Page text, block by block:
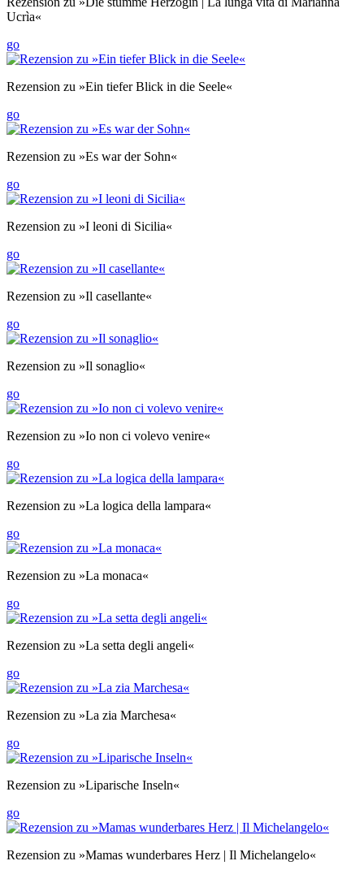
Ucrìa«
go
Rezension zu »Ein tiefer Blick in die Seele«
go
Rezension zu »Es war der Sohn«
go
Rezension zu »I leoni di Sicilia«
go
Rezension zu »Il casellante«
go
Rezension zu »Il sonaglio«
go
Rezension zu »Io non ci volevo venire«
go
Rezension zu »La logica della lampara«
go
Rezension zu »La monaca«
go
Rezension zu »La setta degli angeli«
go
Rezension zu »La zia Marchesa«
go
Rezension zu »Liparische Inseln«
go
Rezension zu »Mamas wunderbares Herz | Il Michelangelo«